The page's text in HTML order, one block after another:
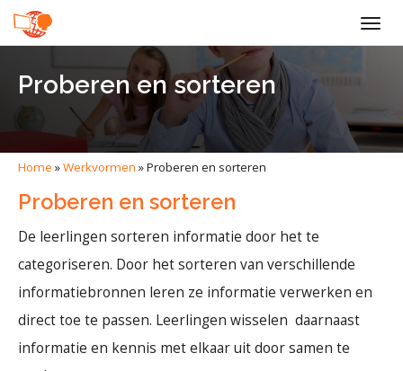
Proberen en sorteren
Home »Werkvormen »Proberen en sorteren
Proberen en sorteren
De leerlingen sorteren informatie door het te
categoriseren. Door het sorteren van verschillende
informatiebronnen leren ze informatie verwerken en
direct toe te passen. Leerlingen wisselen daarnaast
informatie en kennis met elkaar uit door samen te